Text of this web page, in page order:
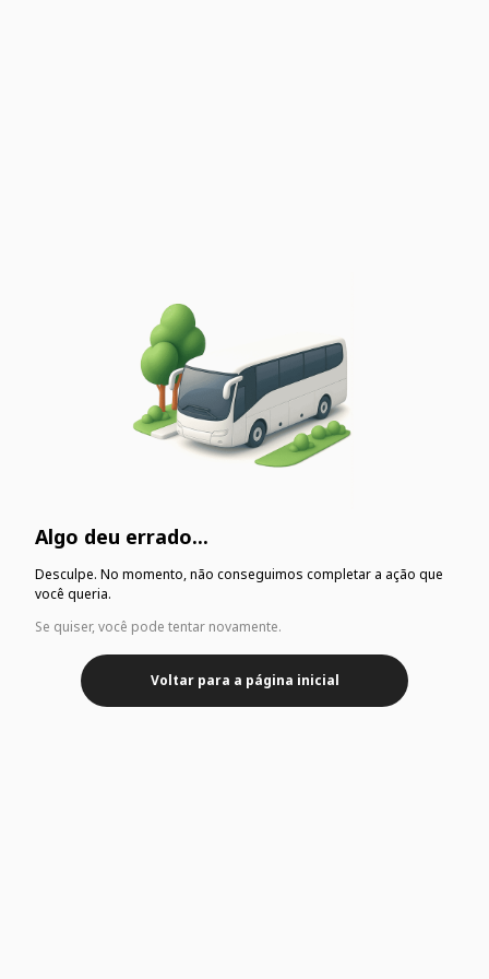
Algo deu errado...
Desculpe. No momento, não conseguimos completar a ação que
você queria.
Se quiser, você pode tentar novamente.
Voltar para a página inicial